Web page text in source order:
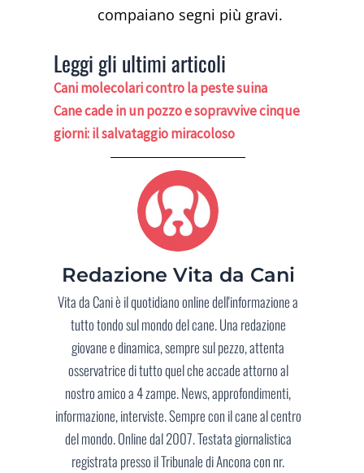
compaiano segni più gravi.
Leggi gli ultimi articoli
Cani molecolari contro la peste suina
Cane cade in un pozzo e sopravvive cinque
giorni: il salvataggio miracoloso
Redazione Vita da Cani
Vita da Cani è il quotidiano online dell'informazione a
tutto tondo sul mondo del cane. Una redazione
giovane e dinamica, sempre sul pezzo, attenta
osservatrice di tutto quel che accade attorno al
nostro amico a 4 zampe. News, approfondimenti,
informazione, interviste. Sempre con il cane al centro
del mondo. Online dal 2007. Testata giornalistica
registrata presso il Tribunale di Ancona con nr.